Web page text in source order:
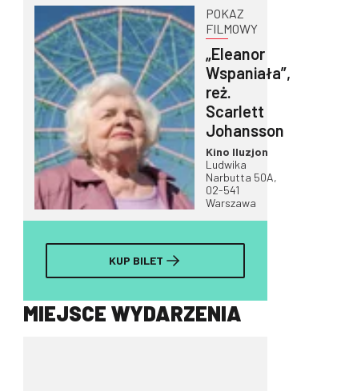
POKAZ
FILMOWY
„Eleanor
Wspaniała”,
reż.
Scarlett
Johansson
Kino Iluzjon
Ludwika
Narbutta 50A,
02-541
Warszawa
KUP BILET
MIEJSCE WYDARZENIA